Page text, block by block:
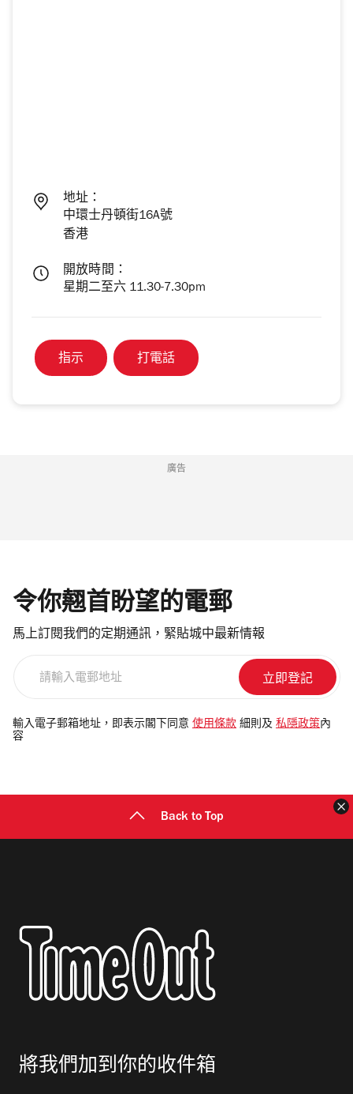
地址：
中環士丹頓街16A號
香港
開放時間：
星期二至六 11.30-7.30pm
指示 打電話
廣告
令你翹首盼望的電郵
馬上訂閱我們的定期通訊，緊貼城中最新情報
電
郵
輸入電子郵箱地址，即表示閣下同意 使用條款 細則及 私隱政策 內
容
Back to Top
將我們加到你的收件箱